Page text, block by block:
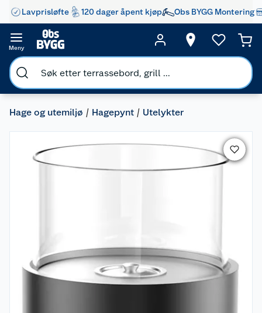
Lavprisløfte 120 dager åpent kjøp Obs BYGG Montering
Meny
Hage og utemiljø Hagepynt Utelykter